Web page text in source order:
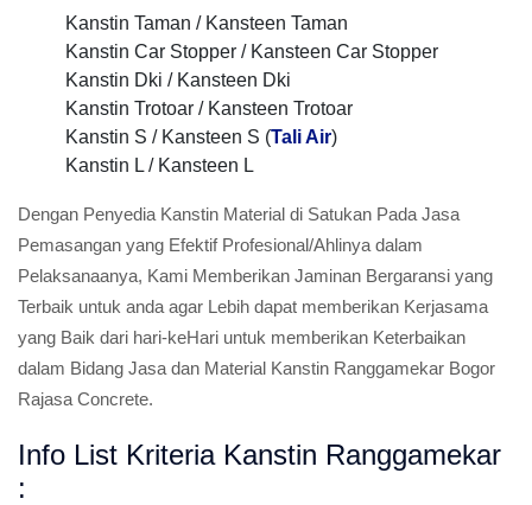
Kanstin Taman / Kansteen Taman
Kanstin Car Stopper / Kansteen Car Stopper
Kanstin Dki / Kansteen Dki
Kanstin Trotoar / Kansteen Trotoar
Kanstin S / Kansteen S (Tali Air)
Kanstin L / Kansteen L
Dengan Penyedia Kanstin Material di Satukan Pada Jasa
Pemasangan yang Efektif Profesional/Ahlinya dalam
Pelaksanaanya, Kami Memberikan Jaminan Bergaransi yang
Terbaik untuk anda agar Lebih dapat memberikan Kerjasama
yang Baik dari hari-keHari untuk memberikan Keterbaikan
dalam Bidang Jasa dan Material Kanstin Ranggamekar Bogor
Rajasa Concrete.
Info List Kriteria Kanstin Ranggamekar
: